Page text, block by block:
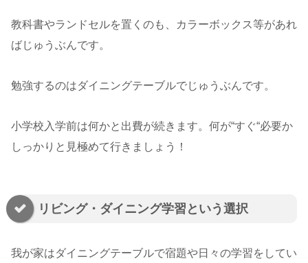
教科書やランドセルを置くのも、カラーボックス等があれ
ばじゅうぶんです。
勉強するのはダイニングテーブルでじゅうぶんです。
小学校入学前は何かと出費が続きます。何が“すぐ“必要か
しっかりと見極めて行きましょう！
リビング・ダイニング学習という選択
我が家はダイニングテーブルで宿題や日々の学習をしてい